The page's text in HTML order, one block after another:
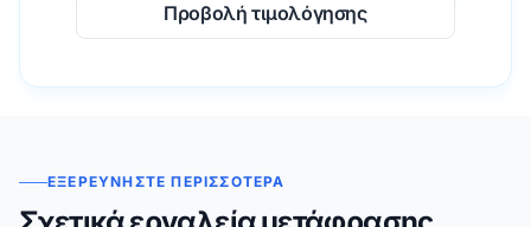
Προβολή τιμολόγησης
ΕΞΕΡΕΥΝΉΣΤΕ ΠΕΡΙΣΣΌΤΕΡΑ